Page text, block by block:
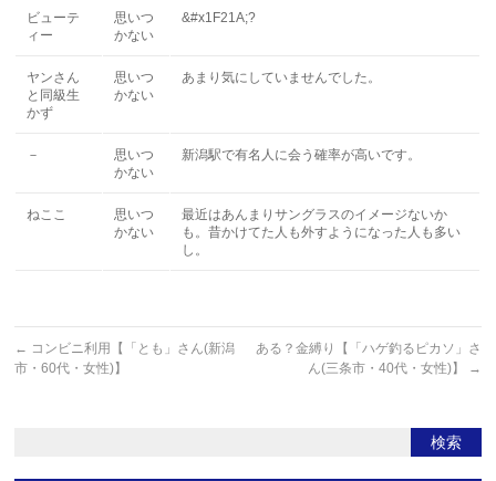
ビューテ
ィー
思いつ
かない
&#x1F21A;?
ヤンさん
と同級生
かず
思いつ
かない
あまり気にしていませんでした。
－
思いつ
かない
新潟駅で有名人に会う確率が高いです。
ねここ
思いつ
かない
最近はあんまりサングラスのイメージないか
も。昔かけてた人も外すようになった人も多い
し。
← コンビニ利用【「とも」さん(新潟
市・60代・女性)】
ある？金縛り【「ハゲ釣るピカソ」さ
ん(三条市・40代・女性)】
→